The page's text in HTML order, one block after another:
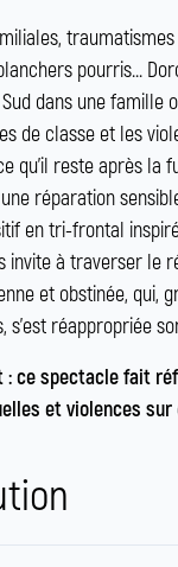
traumatismes
pourris...
dans une famille
de classe et les
qu’il reste après la
réparation
en tri-frontal
invite à traverser le
et obstinée, qui,
s’est réappropriée
ce spectacle fait
et violences